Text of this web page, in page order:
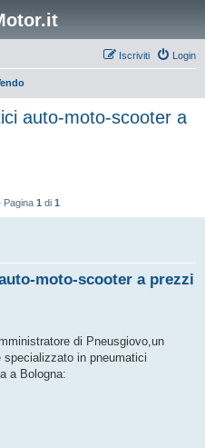
Login
Iscriviti
auto-moto-scooter a
Pagina 1 di 1
moto-scooter a prezzi
di Pneusgiovo,un
in pneumatici
a Bologna: